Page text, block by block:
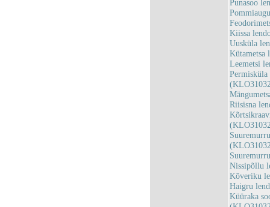
Punasoo
Kiissa
Uusküla
Kütametsa
Leemetsi
Permisküla
Riisisna
Nissipõllu
Kõveriku
Haigru
Küüraka